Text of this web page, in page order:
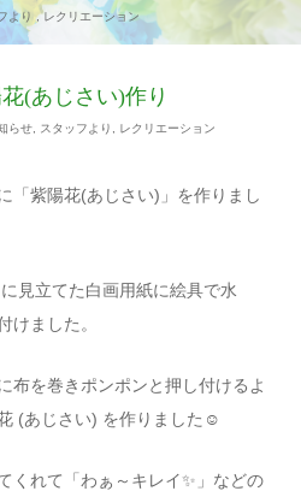
より ,レクリエーション
(あじさい)作り
らせ, スタッフより レクリエーション
「紫陽花(あじさい)」を作りまし
見立てた白画用紙に絵具で水
けました。
布を巻きポンポンと押し付けるよ
(あじさい) を作りました☺
くれて「わぁ～キレイ✨」などの